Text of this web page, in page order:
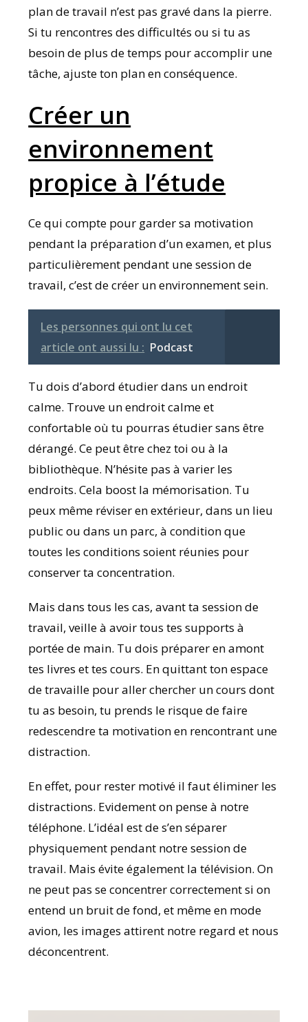
plan de travail n’est pas gravé dans la pierre.
Si tu rencontres des difficultés ou si tu as
besoin de plus de temps pour accomplir une
tâche, ajuste ton plan en conséquence.
Créer un
environnement
propice à l’étude
Ce qui compte pour garder sa motivation
pendant la préparation d’un examen, et plus
particulièrement pendant une session de
travail, c’est de créer un environnement sein.
Les personnes qui ont lu cet
article ont aussi lu : Podcast
Tu dois d’abord étudier dans un endroit
calme. Trouve un endroit calme et
confortable où tu pourras étudier sans être
dérangé. Ce peut être chez toi ou à la
bibliothèque. N’hésite pas à varier les
endroits. Cela boost la mémorisation. Tu
peux même réviser en extérieur, dans un lieu
public ou dans un parc, à condition que
toutes les conditions soient réunies pour
conserver ta concentration.
Mais dans tous les cas, avant ta session de
travail, veille à avoir tous tes supports à
portée de main. Tu dois préparer en amont
tes livres et tes cours. En quittant ton espace
de travaille pour aller chercher un cours dont
tu as besoin, tu prends le risque de faire
redescendre ta motivation en rencontrant une
distraction.
En effet, pour rester motivé il faut éliminer les
distractions. Evidement on pense à notre
téléphone. L’idéal est de s’en séparer
physiquement pendant notre session de
travail. Mais évite également la télévision. On
ne peut pas se concentrer correctement si on
entend un bruit de fond, et même en mode
avion, les images attirent notre regard et nous
déconcentrent.